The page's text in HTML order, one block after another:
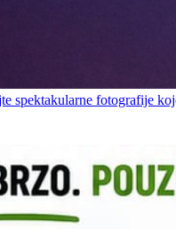
spektakularne fotografije